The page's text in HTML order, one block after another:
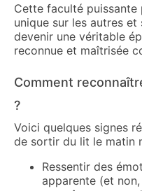
Cette faculté
unique sur les autres
devenir une véritable
reconnue et maîtrisée
Comment
?
Voici quelques signes
de sortir du lit le matin
Ressentir des
apparente (et